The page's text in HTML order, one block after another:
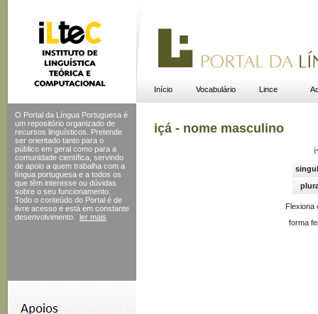
Início Vocabulário Lince
O Portal da Língua Portuguesa é
um repositório organizado de
recursos linguísticos. Pretende
ser orientado tanto para o
público em geral como para a
comunidade científica, servindo
de apoio a quem trabalha com a
língua portuguesa e a todos os
que têm interesse ou dúvidas
sobre o seu funcionamento.
Todo o conteúdo do Portal é de
livre acesso e está em constante
desenvolvimento.
ler mais
içá - nome masculino
i
Flexiona
forma